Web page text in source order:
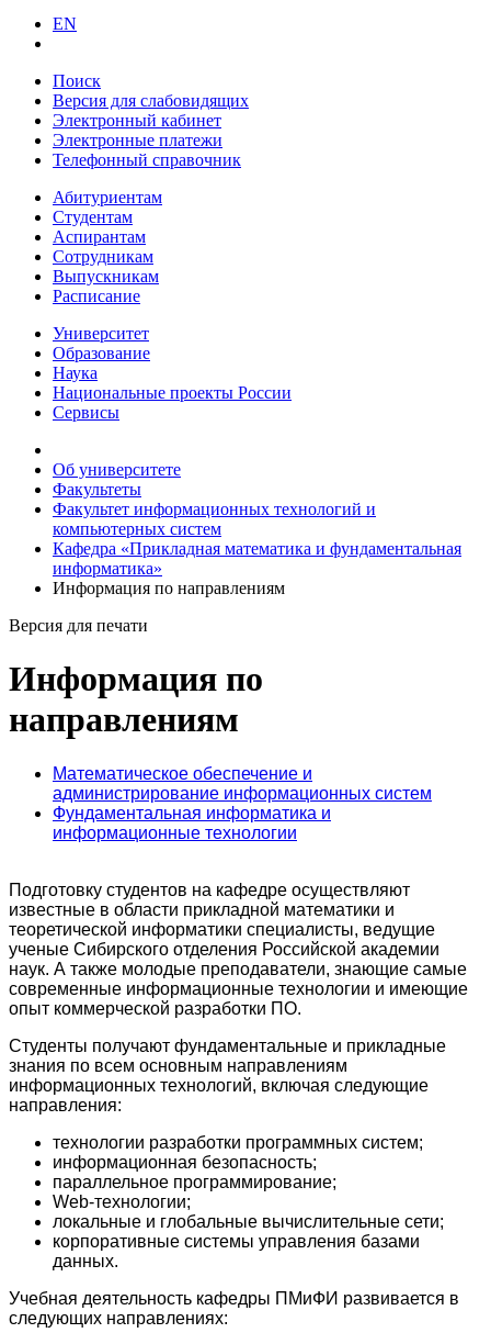
EN
Поиск
Версия для слабовидящих
Электронный кабинет
Электронные платежи
Телефонный справочник
Абитуриентам
Студентам
Аспирантам
Сотрудникам
Выпускникам
Расписание
Университет
Образование
Наука
Национальные проекты России
Сервисы
Об университете
Факультеты
Факультет информационных технологий и
компьютерных систем
Кафедра «Прикладная математика и фундаментальная
информатика»
Информация по направлениям
Версия для печати
Информация по
направлениям
Математическое обеспечение и
администрирование информационных систем
Фундаментальная информатика и
информационные технологии
Подготовку студентов на кафедре осуществляют
известные в области прикладной математики и
теоретической информатики специалисты, ведущие
ученые Сибирского отделения Российской академии
наук. А также молодые преподаватели, знающие самые
современные информационные технологии и имеющие
опыт коммерческой разработки ПО.
Студенты получают фундаментальные и прикладные
знания по всем основным направлениям
информационных технологий, включая следующие
направления:
технологии разработки программных систем;
информационная безопасность;
параллельное программирование;
Web-технологии;
локальные и глобальные вычислительные сети;
корпоративные системы управления базами
данных.
Учебная деятельность кафедры ПМиФИ развивается в
следующих направлениях: